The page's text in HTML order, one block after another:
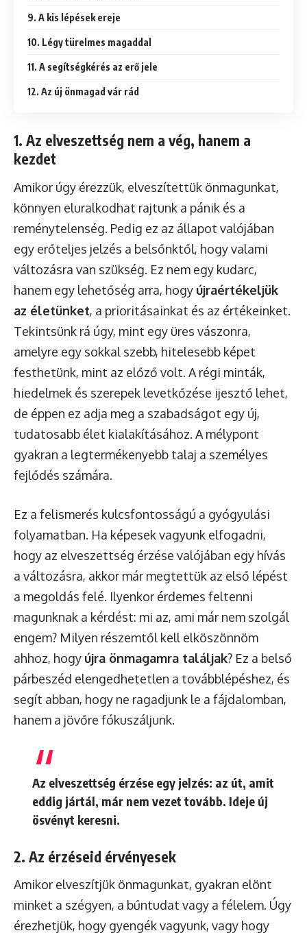
9. A kis lépések ereje
10. Légy türelmes magaddal
11. A segítségkérés az erő jele
12. Az új önmagad vár rád
1. Az elveszettség nem a vég, hanem a
kezdet
Amikor úgy érezzük, elveszítettük önmagunkat,
könnyen eluralkodhat rajtunk a pánik és a
reménytelenség. Pedig ez az állapot valójában
egy erőteljes jelzés a belsőnktől, hogy valami
változásra van szükség. Ez nem egy kudarc,
hanem egy lehetőség arra, hogy újraértékeljük
az életünket, a prioritásainkat és az értékeinket.
Tekintsünk rá úgy, mint egy üres vászonra,
amelyre egy sokkal szebb, hitelesebb képet
festhetünk, mint az előző volt. A régi minták,
hiedelmek és szerepek levetkőzése ijesztő lehet,
de éppen ez adja meg a szabadságot egy új,
tudatosabb élet kialakításához. A mélypont
gyakran a legtermékenyebb talaj a személyes
fejlődés számára.
Ez a felismerés kulcsfontosságú a gyógyulási
folyamatban. Ha képesek vagyunk elfogadni,
hogy az elveszettség érzése valójában egy hívás
a változásra, akkor már megtettük az első lépést
a megoldás felé. Ilyenkor érdemes feltenni
magunknak a kérdést: mi az, ami már nem szolgál
engem? Milyen részemtől kell elköszönnöm
ahhoz, hogy újra önmagamra találjak? Ez a belső
párbeszéd elengedhetetlen a továbblépéshez, és
segít abban, hogy ne ragadjunk le a fájdalomban,
hanem a jövőre fókuszáljunk.
Az elveszettség érzése egy jelzés: az út, amit
eddig jártál, már nem vezet tovább. Ideje új
ösvényt keresni.
2. Az érzéseid érvényesek
Amikor elveszítjük önmagunkat, gyakran elönt
minket a szégyen, a bűntudat vagy a félelem. Úgy
érezhetjük, hogy gyengék vagyunk, vagy hogy